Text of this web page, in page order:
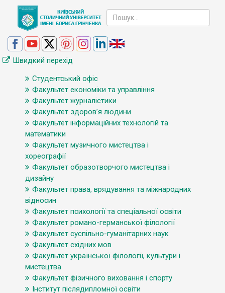
Швидкий перехід
Студентський офіс
Факультет економіки та управління
Факультет журналістики
Факультет здоров’я людини
Факультет інформаційних технологій та
математики
Факультет музичного мистецтва і
хореографії
Факультет образотворчого мистецтва і
дизайну
Факультет права, врядування та міжнародних
відносин
Факультет психології та спеціальної освіти
Факультет романо-германської філології
Факультет суспільно-гуманітарних наук
Факультет східних мов
Факультет української філології, культури і
мистецтва
Факультет фізичного виховання і спорту
Інститут післядипломної освіти